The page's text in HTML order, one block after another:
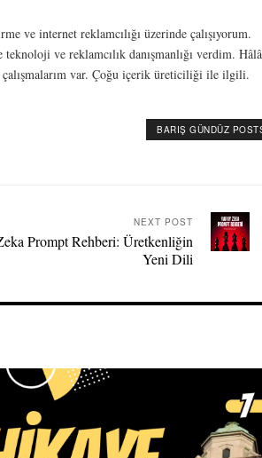
ve internet reklamcılığı üzerinde çalışıyorum.
ve reklamcılık danışmanlığı verdim. Hâlâ
var. Çoğu içerik üreticiliği ile ilgili.
BARIŞ GÜNDÜZ
NEXT POST
Prompt Rehberi: Üretkenliğin
Yeni Dili